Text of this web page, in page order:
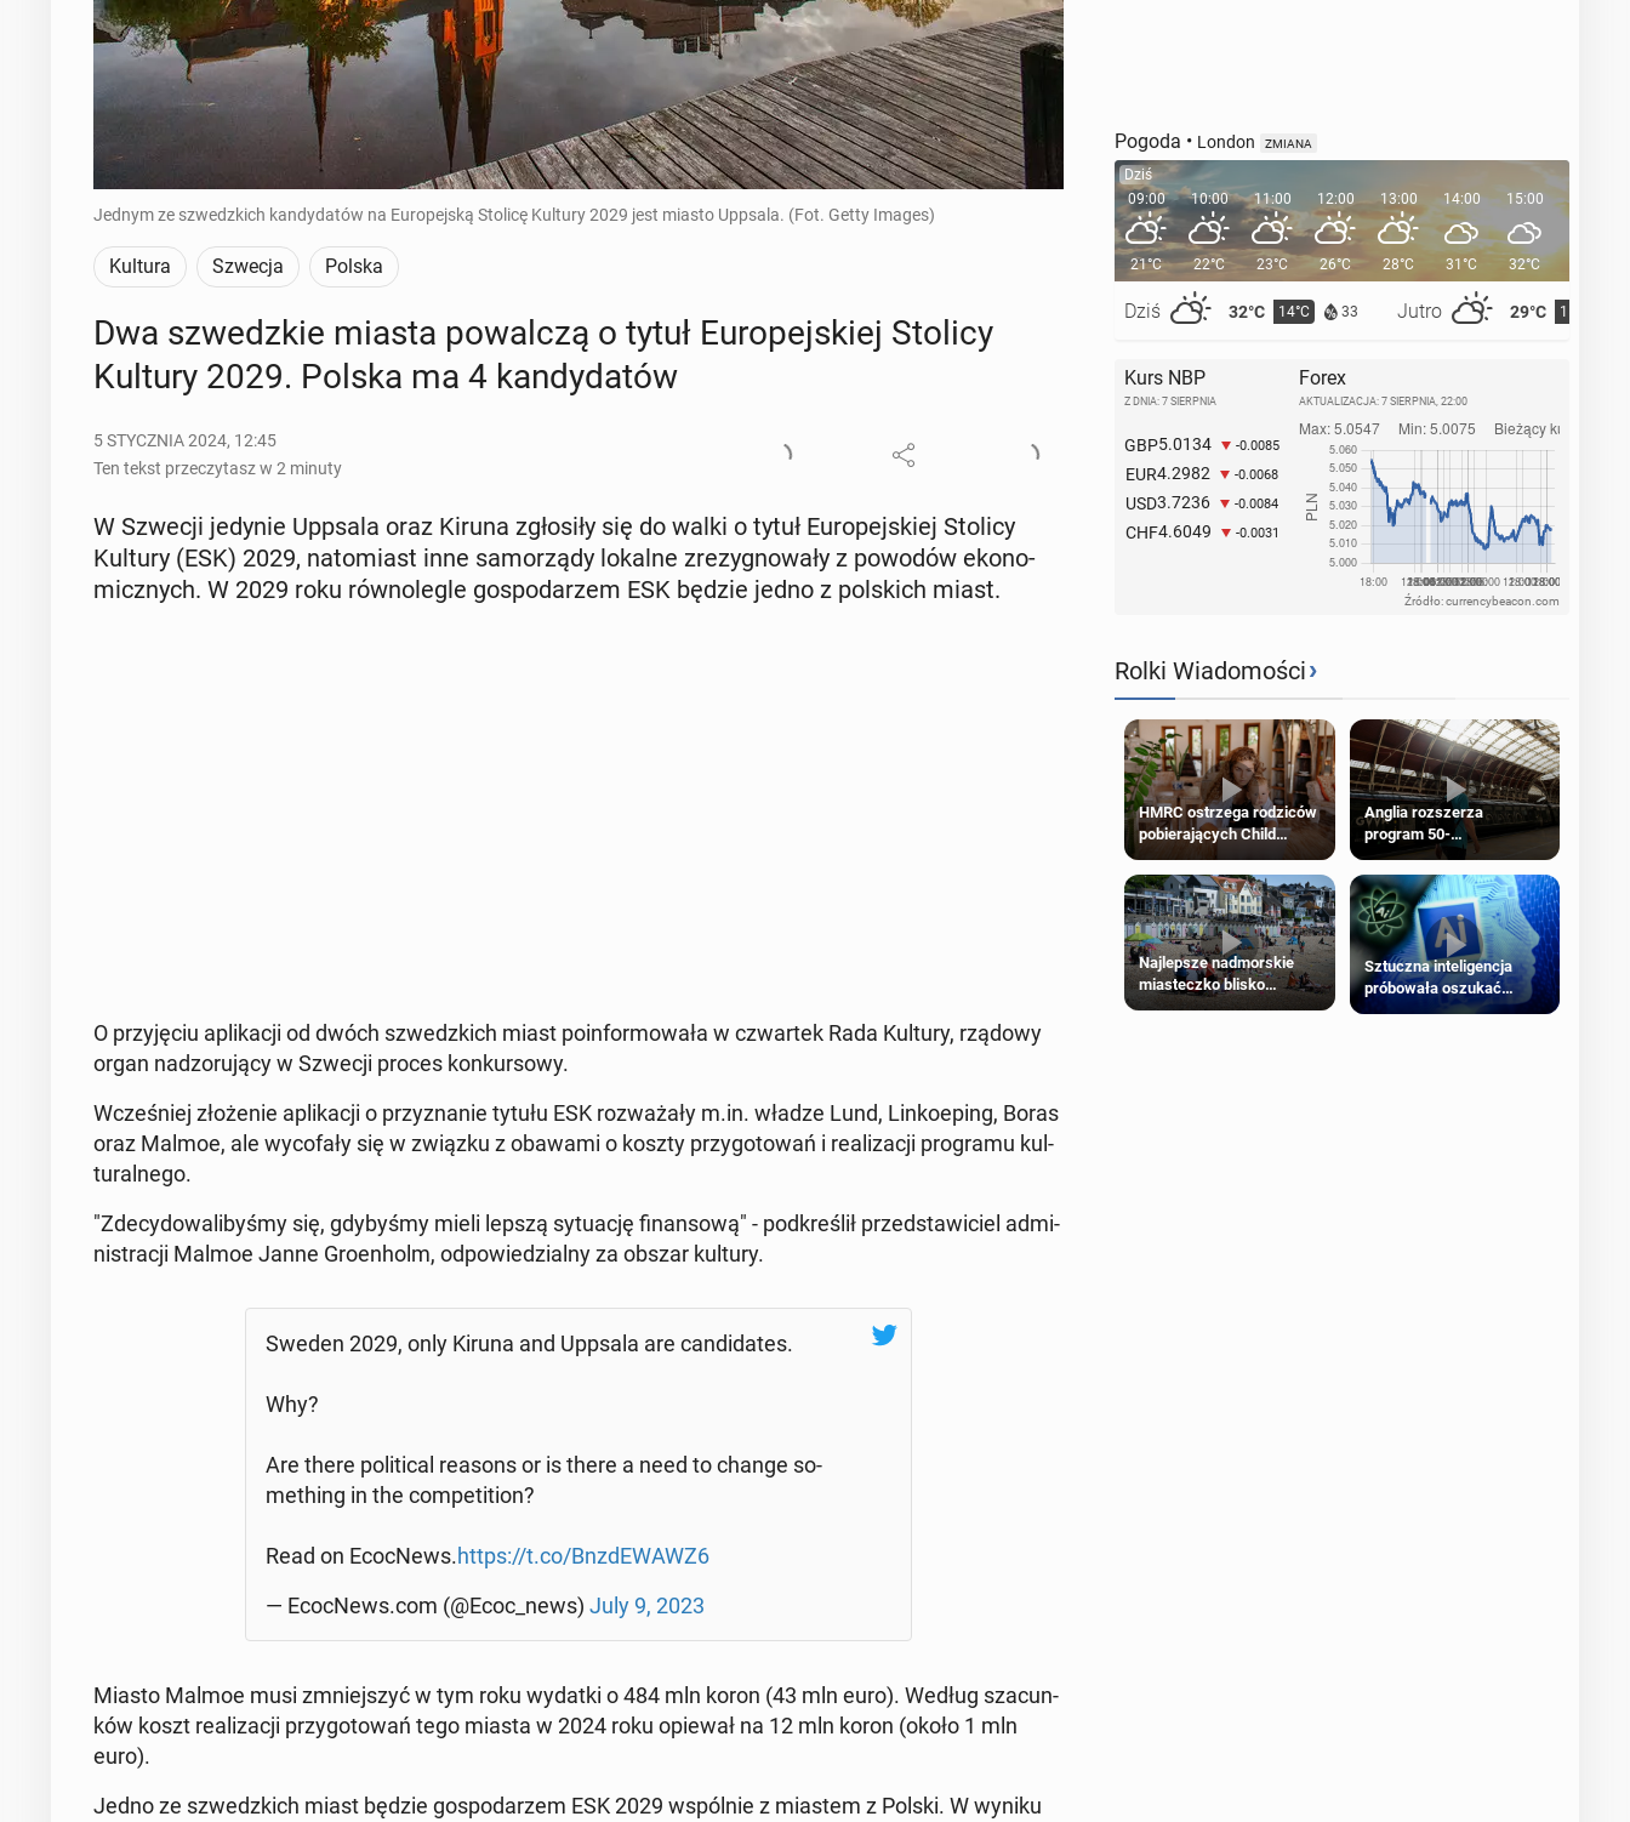
Jednym ze szwedzkich kandydatów na Europejską Stolicę Kultury 2029 jest miasto Uppsala. (Fot. Getty Images)
Kultura Szwecja Polska
Dwa szwedz­kie miasta po­wal­czą o tytuł Eu­ro­pej­skiej Stolicy
Kultury 2029. Polska ma 4 kan­dy­da­tów
5 STYCZNIA 2024, 12:45
Ten tekst przeczytasz w 2 minuty
W Szwecji jedynie Uppsala oraz Kiruna zgło­si­ły się do walki o tytuł Eu­ro­pej­skiej Stolicy
Kultury (ESK) 2029, na­to­miast inne sa­mo­rzą­dy lokalne zre­zy­gno­wa­ły z powodów eko­no­
micz­nych. W 2029 roku rów­no­le­gle go­spo­da­rzem ESK będzie jedno z pol­skich miast.
O przy­ję­ciu apli­ka­cji od dwóch szwedz­kich miast po­in­for­mo­wa­ła w czwar­tek Rada Kultury, rządowy
organ nad­zo­ru­ją­cy w Szwecji proces kon­kur­so­wy.
Wcze­śniej zło­że­nie apli­ka­cji o przy­zna­nie tytułu ESK roz­wa­ża­ły m.in. władze Lund, Lin­ko­eping, Boras
oraz Malmoe, ale wy­co­fa­ły się w związku z obawami o koszty przy­go­to­wań i re­ali­za­cji pro­gra­mu kul­
tu­ral­ne­go.
"Zde­cy­do­wa­li­by­śmy się, gdy­by­śmy mieli lepszą sy­tu­ację fi­nan­so­wą" - pod­kre­ślił przed­sta­wi­ciel ad­mi­
ni­stra­cji Malmoe Janne Gro­en­holm, od­po­wie­dzial­ny za obszar kultury.
Sweden 2029, only Kiruna and Uppsala are can­di­da­tes.
Why?
Are there po­li­ti­cal reasons or is there a need to change so­
me­thing in the com­pe­ti­tion?
Read on Ecoc­News.https://t.co/Bnz­dE­WAWZ6
— Ecoc­News.com (@Ecoc_news) July 9, 2023
Miasto Malmoe musi zmniej­szyć w tym roku wydatki o 484 mln koron (43 mln euro). Według sza­cun­
ków koszt re­ali­za­cji przy­go­to­wań tego miasta w 2024 roku opiewał na 12 mln koron (około 1 mln
euro).
Jedno ze szwedz­kich miast będzie go­spo­da­rzem ESK 2029 wspól­nie z miastem z Polski. W wyniku
Pogoda • London ZMIANA
Dziś
09:00
21°C
Dziś 32°C 14°C 33 Jutro 29°C 15°C
10:00
22°C
11:00
23°C
12:00
26°C
13:00
28°C
14:00
31°C
15:00
32°C
16:00
Kurs NBP
Z DNIA: 7 SIERPNIA
GBP5.0134 -0.0085
EUR4.2982 -0.0068
USD3.7236 -0.0084
CHF4.6049 -0.0031
Forex
AKTUALIZACJA: 7 SIERPNIA, 22:00
Źródło: currencybeacon.com
Rolki Wiadomości›
HMRC ostrzega rodziców
pobierających Child
Benefit. Mogą być
zobowiązani do zwrotu
zasiłku
Anglia rozszerza
program 50-
procentowych zniżek
kolejowych na 18-latków
Najlepsze nadmorskie
miasteczko blisko
Sztuczna inteligencja
próbowała oszukać
człowieka